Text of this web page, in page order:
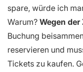
spare, würde ich
Warum? Wegen
Buchung
reservieren und
Tickets zu kaufen.